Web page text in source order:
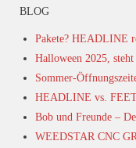
BLOG
Pakete? HEADLINE
Halloween 2025,
Sommer-
HEADLINE vs.
Bob und Freunde –
WEEDSTAR CNC